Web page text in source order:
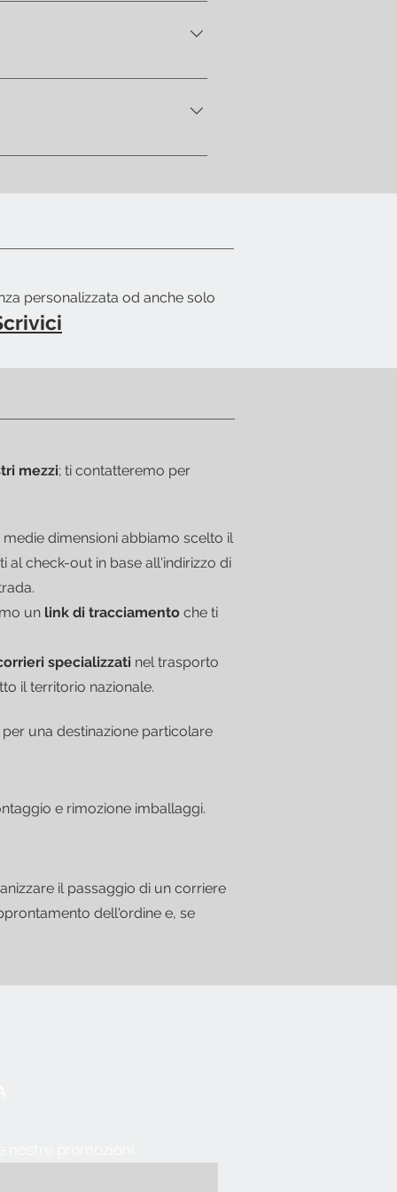
una mail per avvisarti quando
list dettagliata e ti
personalizzata od anche solo
mezzi; ti contatteremo per
dimensioni abbiamo scelto il
al check-out in base all'indirizzo di
un link di tracciamento che ti
specializzati nel trasporto
il territorio nazionale.
una destinazione particolare
e rimozione imballaggi.
il passaggio di un corriere
dell'ordine e, se